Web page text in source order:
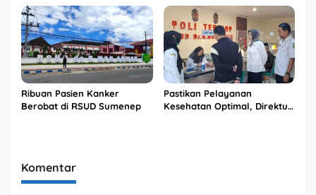
Karyawan
Ribuan Pasien Kanker
Berobat di RSUD Sumenep
Pastikan Pelayanan
Kesehatan Optimal, Direktur
Komentar